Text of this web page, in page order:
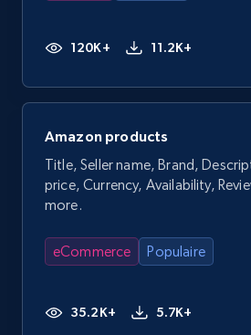
120K+ 11.2K+
Amazon products
Title, Seller name, Brand,
price, Currency, Availability,
more.
eCommerce Populaire
35.2K+ 5.7K+